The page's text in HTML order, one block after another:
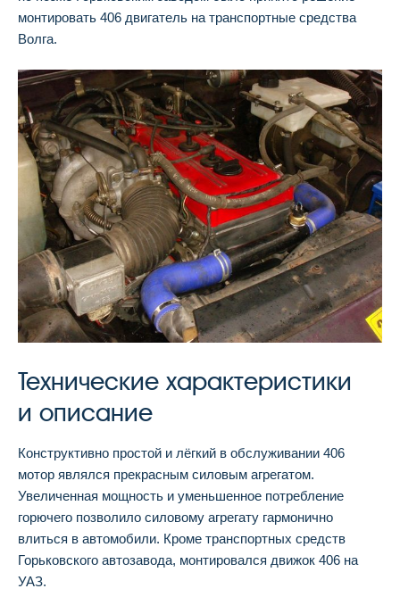
монтировать 406 двигатель на транспортные средства
Волга.
Технические характеристики
и описание
Конструктивно простой и лёгкий в обслуживании 406
мотор являлся прекрасным силовым агрегатом.
Увеличенная мощность и уменьшенное потребление
горючего позволило силовому агрегату гармонично
влиться в автомобили. Кроме транспортных средств
Горьковского автозавода, монтировался движок 406 на
УАЗ.